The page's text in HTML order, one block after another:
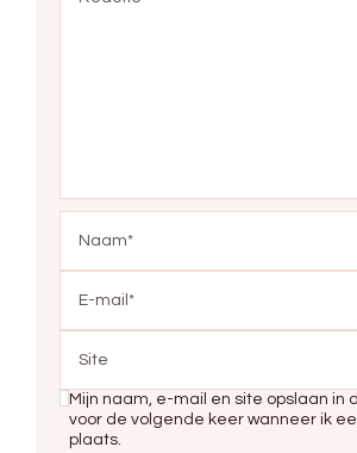
Mijn naam, e-mail en site opslaan in
voor de volgende keer wanneer ik
plaats.